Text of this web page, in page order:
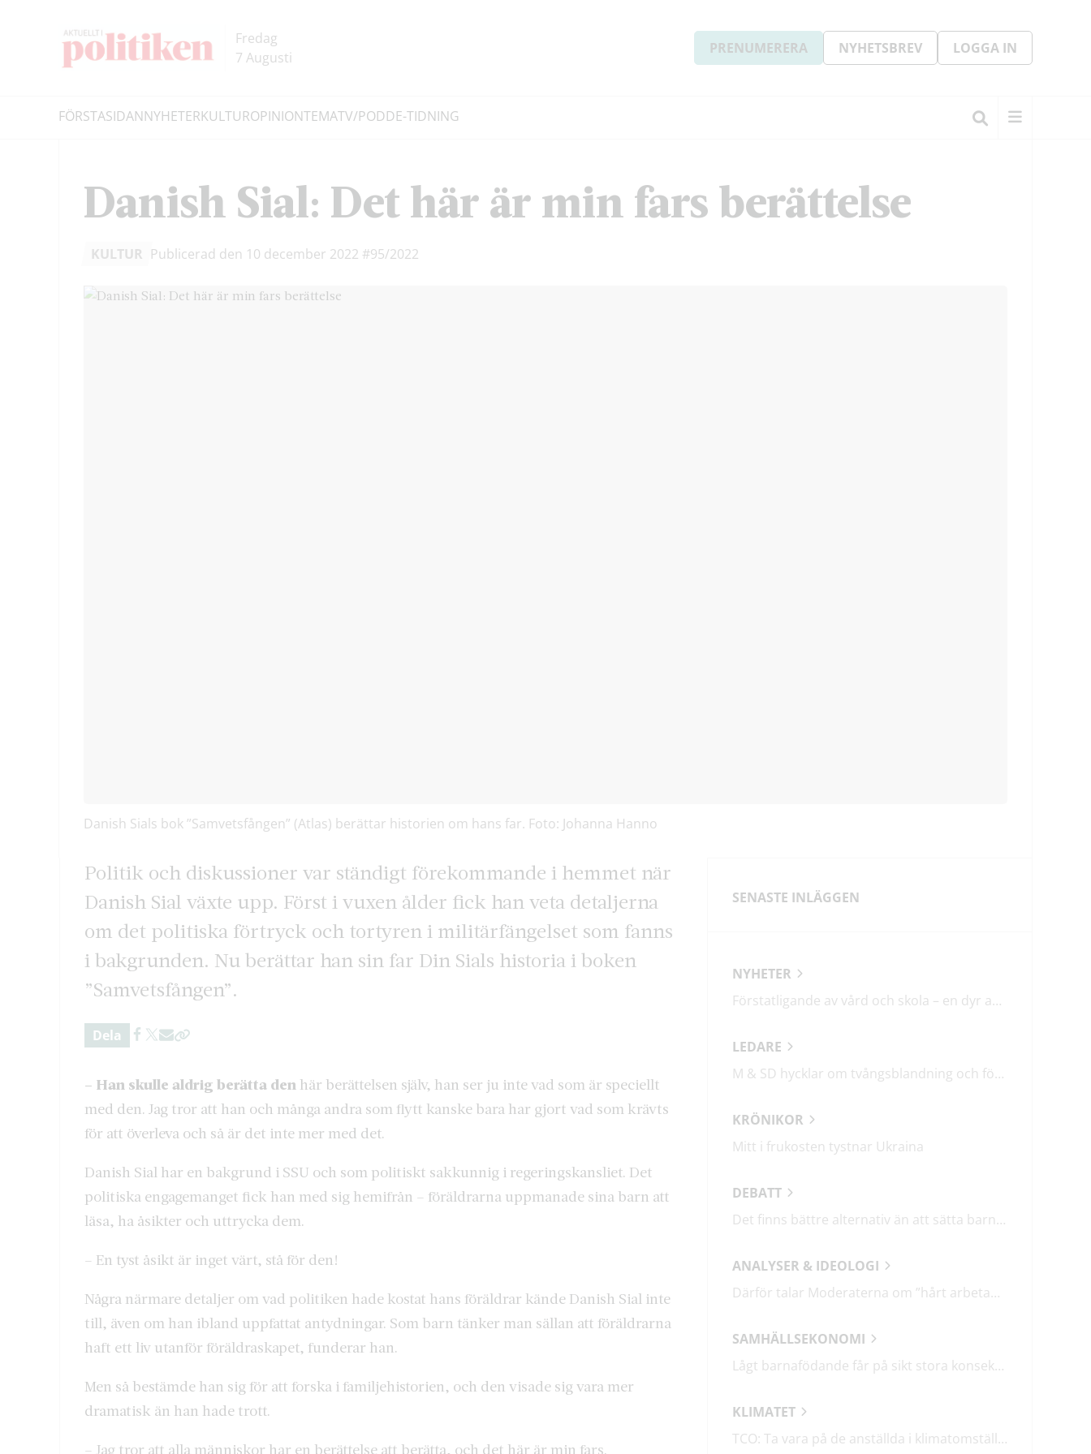
Fredag
7 Augusti
PRENUMERERA NYHETSBREV LOGGA IN
FÖRSTASIDANNYHETERKULTUROPINIONTEMATV/PODDE-TIDNING
Danish Sial: Det här är min fars berättelse
KULTUR Publicerad den 10 december 2022 #95/2022
Danish Sials bok ”Samvetsfången” (Atlas) berättar historien om hans far. Foto: Johanna Hanno
Politik och diskussioner var ständigt förekommande i hemmet när
Danish Sial växte upp. Först i vuxen ålder fick han veta detaljerna
om det politiska förtryck och tortyren i militärfängelset som fanns
i bakgrunden. Nu berättar han sin far Din Sials historia i boken
”Samvetsfången”.
Dela
– Han skulle aldrig berätta den här berättelsen själv, han ser ju inte vad som är speciellt
med den. Jag tror att han och många andra som flytt kanske bara har gjort vad som krävts
för att överleva och så är det inte mer med det.
Danish Sial har en bakgrund i SSU och som politiskt sakkunnig i regeringskansliet. Det
politiska engagemanget fick han med sig hemifrån – föräldrarna uppmanade sina barn att
läsa, ha åsikter och uttrycka dem.
– En tyst åsikt är inget värt, stå för den!
Några närmare detaljer om vad politiken hade kostat hans föräldrar kände Danish Sial inte
till, även om han ibland uppfattat antydningar. Som barn tänker man sällan att föräldrarna
haft ett liv utanför föräldraskapet, funderar han.
Men så bestämde han sig för att forska i familjehistorien, och den visade sig vara mer
dramatisk än han hade trott.
– Jag tror att alla människor har en berättelse att berätta, och det här är min fars.
SENASTE INLÄGGEN
NYHETER
Förstatligande av vård och skola – en dyr affär med osäkert utfall
LEDARE
M & SD hycklar om tvångsblandning och förvärrar segregationen
KRÖNIKOR
Mitt i frukosten tystnar Ukraina
DEBATT
Det finns bättre alternativ än att sätta barn i fängelse
ANALYSER & IDEOLOGI
Därför talar Moderaterna om ”hårt arbetande människor”
SAMHÄLLSEKONOMI
Lågt barnafödande får på sikt stora konsekvenser
KLIMATET
TCO: Ta vara på de anställda i klimatomställningen